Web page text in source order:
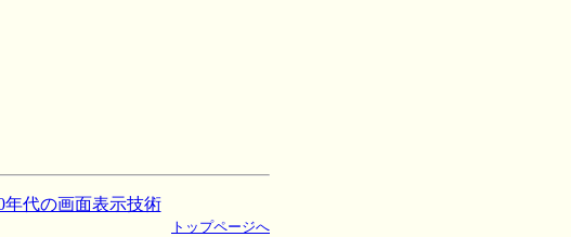
年代の画面表示技術
トップページへ